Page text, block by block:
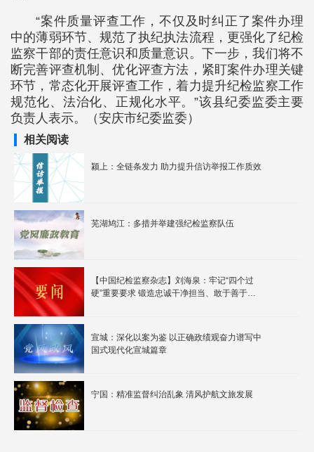
“案件质量评查工作，不仅及时纠正了案件办理
中的薄弱环节、规范了执纪执法流程，更强化了纪检
监察干部的责任意识和质量意识。下一步，我们将不
断完善评查机制、优化评查方法，紧盯案件办理关键
环节，常态化开展评查工作，着力提升纪检监察工作
规范化、法治化、正规化水平。”该县纪委监委主要
负责人表示。（安庆市纪委监委）
相关阅读
颍上：全链条发力 助力提升信访举报工作质效
芜湖鸠江：多措并举建强纪检监察队伍
【中国纪检监察杂志】刘海泉：牢记“四个过
硬”重要要求 锻造忠诚干净担当、敢于善于斗
宣城：深化以案为鉴 以正确政绩观奋力谱写中
国式现代化宣城篇章
宁国：精准监督纠治乱象 清风护航文旅发展